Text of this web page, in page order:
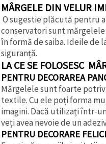
clic pe "pe
site!" Sau să
vă indicați
preferințele
în setări
selectând
un tip de
cookie -uri
dat și
făcând clic
pe butonul
"Salvați"
Аcceptati
toate!
MÂRGELE DIN VELUR
O sugestie plăcută pentru
conservatori sunt
în formă de saiba. Ideile de
siguranță.
LA CE SE FOLOSESC
PENTRU DECORAREA
Mărgelele sunt foarte
textile. Cu ele poți forma
imagini. Dacă utilizați într-
veți avea nevoie de un
PENTRU DECORARE